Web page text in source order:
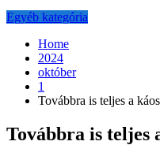
Egyéb kategória
Home
2024
október
1
Továbbra is teljes a
Továbbra is teljes